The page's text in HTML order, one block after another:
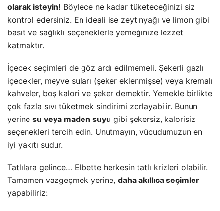
olarak isteyin! Böylece ne kadar tüketeceğinizi siz
kontrol edersiniz. En ideali ise zeytinyağı ve limon gibi
basit ve sağlıklı seçeneklerle yemeğinize lezzet
katmaktır.
İçecek seçimleri de göz ardı edilmemeli. Şekerli gazlı
içecekler, meyve suları (şeker eklenmişse) veya kremalı
kahveler, boş kalori ve şeker demektir. Yemekle birlikte
çok fazla sıvı tüketmek sindirimi zorlayabilir. Bunun
yerine su veya maden suyu gibi şekersiz, kalorisiz
seçenekleri tercih edin. Unutmayın, vücudumuzun en
iyi yakıtı sudur.
Tatlılara gelince… Elbette herkesin tatlı krizleri olabilir.
Tamamen vazgeçmek yerine, daha akıllıca seçimler
yapabiliriz: